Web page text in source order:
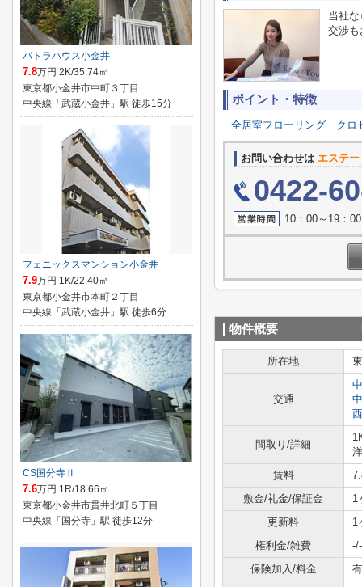
当社
交渉
ポイント・特徴
全居室フローリング クロ
お問い合わせは エステ
0422-
10：00～19：
物件概要
所在地
交通
間取り/詳細
賃料
敷金/礼金/保証金
1
更新料
1
権利金/雑費
-/-
保険加入/料金
パトラハウス小金井
7.8万円 2K/35.74㎡
東京都小金井市中町３丁目
中央線「武蔵小金井」駅 徒歩15分
フェニックスマンション小金井
7.9万円 1K/22.40㎡
東京都小金井市本町２丁目
中央線「武蔵小金井」駅 徒歩6分
CS国分寺Ⅱ
7.6万円 1R/18.66㎡
東京都小金井市貫井北町５丁目
中央線「国分寺」駅 徒歩12分